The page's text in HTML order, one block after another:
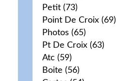
Petit (73)
Point De Croix (69)
Photos (65)
Pt De Croix (63)
Atc (59)
Boite (56)